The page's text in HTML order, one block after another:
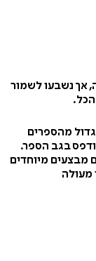
לשמור
הספר.
מיוחדים